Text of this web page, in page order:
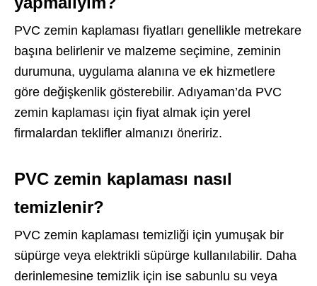
PVC zemin kaplaması fiyatları genellikle metrekare
başına belirlenir ve malzeme seçimine, zeminin
durumuna, uygulama alanına ve ek hizmetlere
göre değişkenlik gösterebilir. Adıyaman’da PVC
zemin kaplaması için fiyat almak için yerel
firmalardan teklifler almanızı öneririz.
PVC zemin kaplaması nasıl
temizlenir?
PVC zemin kaplaması temizliği için yumuşak bir
süpürge veya elektrikli süpürge kullanılabilir. Daha
derinlemesine temizlik için ise sabunlu su veya